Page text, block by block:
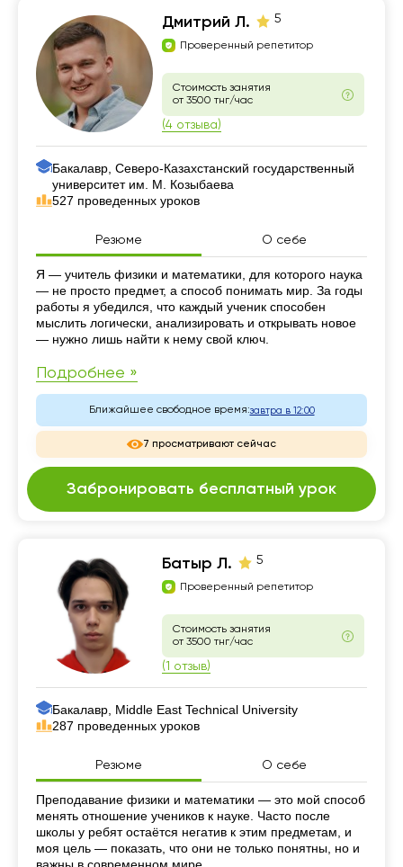
Дмитрий Л. 5
Проверенный репетитор
Стоимость занятия
от 3500 тнг/час
(4 отзыва)
Бакалавр, Северо-Казахстанский государственный
университет им. М. Козыбаева
527 проведенных уроков
Резюме О себе
Резюме
Я — учитель физики и математики, для которого наука
— не просто предмет, а способ понимать мир. За годы
работы я убедился, что каждый ученик способен
мыслить логически, анализировать и открывать новое
— нужно лишь найти к нему свой ключ.
Подробнее »
Ближайшее свободное время:завтра в 12:00
7 просматривают сейчас
Забронировать бесплатный урок
Батыр Л. 5
Проверенный репетитор
Стоимость занятия
от 3500 тнг/час
(1 отзыв)
Бакалавр, Middle East Technical University
287 проведенных уроков
Резюме О себе
Резюме
Преподавание физики и математики — это мой способ
менять отношение учеников к науке. Часто после
школы у ребят остаётся негатив к этим предметам, и
моя цель — показать, что они не только понятны, но и